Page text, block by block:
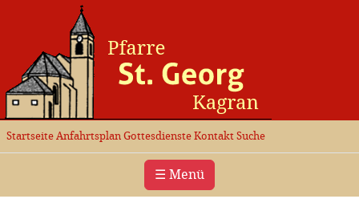
Startseite Anfahrtsplan Gottesdienste Kontakt Suche
☰ Menü